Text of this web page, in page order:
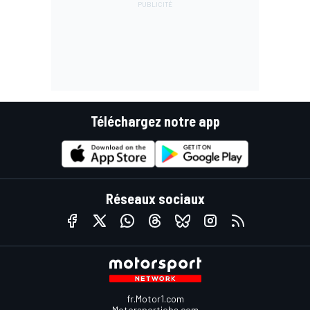
Téléchargez notre app
Réseaux sociaux
fr.Motor1.com